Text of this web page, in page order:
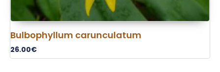
Bulbophyllum carunculatum
26.00€